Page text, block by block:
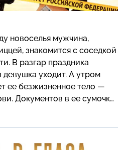
новоселья мужчина,
знакомится с соседкой
В разгар праздника
девушка уходит. А утром
ее безжизненное тело —
Документов в ее сумочке
ушла как к себе домой,